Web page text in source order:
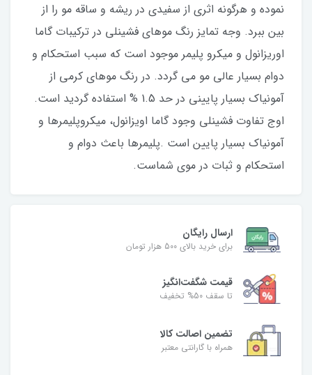
نموده و هرگونه اثری از سفیدی در ریشه و ساقه مو را از
بین ببرد. وجه تمایز رنگ موهای فشینلی در ترکیبات گاما
اوریزانول و میکرو پلیمر موجود است که سبب استحکام و
دوام بسیار عالی مو می گردد. در رنگ موهای کرمی از
آمونیاک بسیار پایینی در حد 1.5 % استفاده گردید است.
اوج تفاوت فشینلی وجود گاما اویزانول، میکروپلیمرها و
آمونیاک بسیار پایین است .پلیمرها باعث دوام و
استحکام و ثبات در موی شماست.
ارسال رایگان
برای خرید بالای 500 هزار تومان
قیمت شگفت‌انگیز
تا سقف 50% تخفیف
تضمین اصالت کالا
همراه با گارانتی معتبر